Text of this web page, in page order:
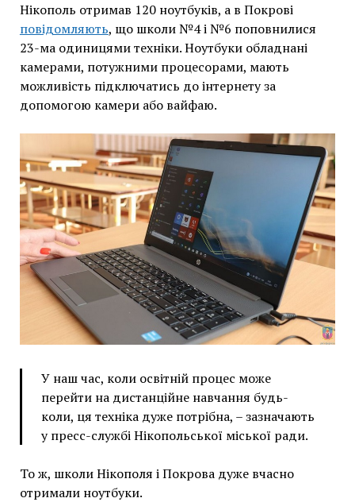
Нікополь отримав 120 ноутбуків, а в Покрові
повідомляють, що школи №4 і №6 поповнилися
23-ма одиницями техніки. Ноутбуки обладнані
камерами, потужними процесорами, мають
можливість підключатись до інтернету за
допомогою камери або вайфаю.
У наш час, коли освітній процес може
перейти на дистанційне навчання будь-
коли, ця техніка дуже потрібна, – зазначають
у пресс-службі Нікопольської міської ради.
То ж, школи Нікополя і Покрова дуже вчасно
отримали ноутбуки.